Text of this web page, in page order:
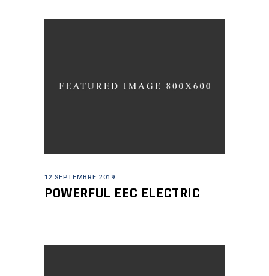
12 SEPTEMBRE 2019
POWERFUL EEC ELECTRIC